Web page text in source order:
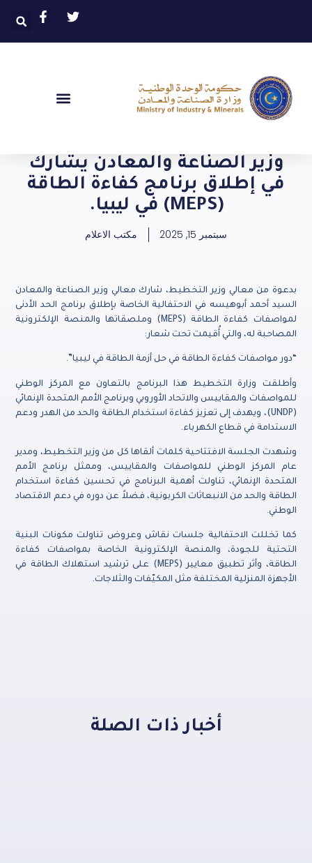
وزير الصناعة والمعادن يشارك
في إطلاق برنامج كفاءة الطاقة
(MEPS) في ليبيا.
سبتمبر 15, 2025 مكتب الاعلام
بدعوة من معالي وزير التخطيط، شارك معالي وزير الصناعة والمعادن
السيد أحمد أبوهيسه في الاحتفالية الخاصة بإطلاق برنامج الحد الأدنى
لمواصفات كفاءة الطاقة (MEPS) وملصقاتها والمنصة الإلكترونية
المصاحبة له، والتي أُقيمت تحت شعار:
“دور مواصفات كفاءة الطاقة في حل أزمة الطاقة في ليبيا”.
وأطلقت وزارة التخطيط هذا البرنامج بالتعاون مع المركز الوطني
للمواصفات والمقاييس والاتحاد الأوروبي وبرنامج الأمم المتحدة الإنمائي
(UNDP)، ويهدف إلى تعزيز كفاءة استخدام الطاقة والحد من الهدر ودعم
الاستدامة في قطاع الكهرباء.
وشهدت الجلسة الافتتاحية كلمات ألقاها كل من وزير التخطيط، ومدير
عام المركز الوطني للمواصفات والمقاييس، وممثل برنامج الأمم
المتحدة الإنمائي، تناولت أهمية البرنامج في تحسين كفاءة استخدام
الطاقة والحد من الانبعاثات الكربونية، فضلاً عن دوره في دعم الاقتصاد
الوطني.
كما تخللت الاحتفالية جلسات نقاش وعروض تناولت مكونات البنية
التحتية للجودة، والمنصة الإلكترونية الخاصة بمواصفات كفاءة
الطاقة، وأثر تطبيق معايير (MEPS) على ترشيد استهلاك الطاقة في
الأجهزة المنزلية المختلفة مثل المكيّفات والثلاجات.
أخبار ذات الصلة